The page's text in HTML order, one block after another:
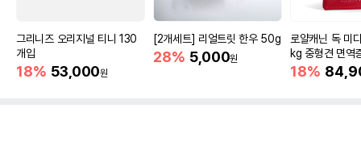
그리니즈 오리지널 티니 130
개입
18% 53,000원
[2개세트] 리얼트릿 한우 50g
28% 5,000원
로얄캐닌 독 미
kg 중형견 면역
18%